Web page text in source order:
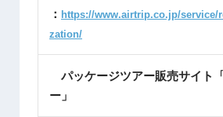
： https://www.airtrip.co.jp/service/
zation/
パッケージツアー販売サイト
ー」